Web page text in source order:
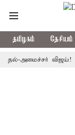
தமிழகம் தேசியம்
விஜய்!